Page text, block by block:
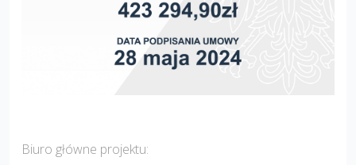
Biuro główne projektu: